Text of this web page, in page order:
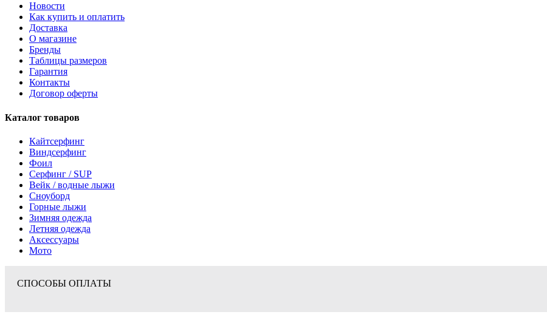
Новости
Как купить и оплатить
Доставка
О магазине
Бренды
Таблицы размеров
Гарантия
Контакты
Договор оферты
Каталог товаров
Кайтсерфинг
Виндсерфинг
Фоил
Серфинг / SUP
Вейк / водные лыжи
Сноуборд
Горные лыжи
Зимняя одежда
Летняя одежда
Аксессуары
Мото
СПОСОБЫ ОПЛАТЫ